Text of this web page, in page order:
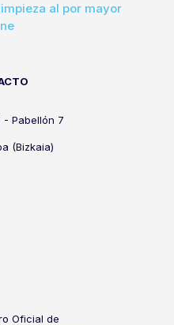
al por mayor
- Pabellón 7
(Bizkaia)
Oficial de